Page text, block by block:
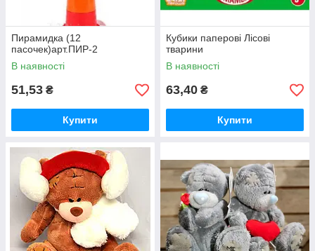
Пирамидка (12
пасочек)арт.ПИР-2
В наявності
51,53 ₴
Купити
Кубики паперові Лісові
тварини
В наявності
63,40 ₴
Купити